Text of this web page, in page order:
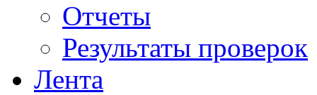
Отчеты
Результаты проверок
Лента